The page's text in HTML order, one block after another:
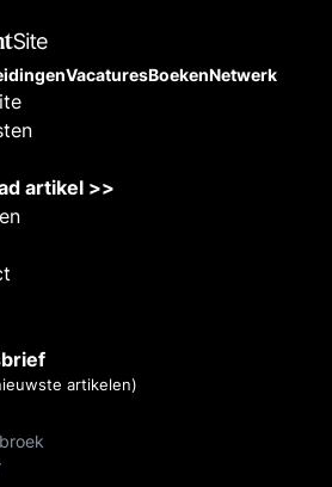
VacaturesBoekenNetwerk
artikel >>
artikelen)